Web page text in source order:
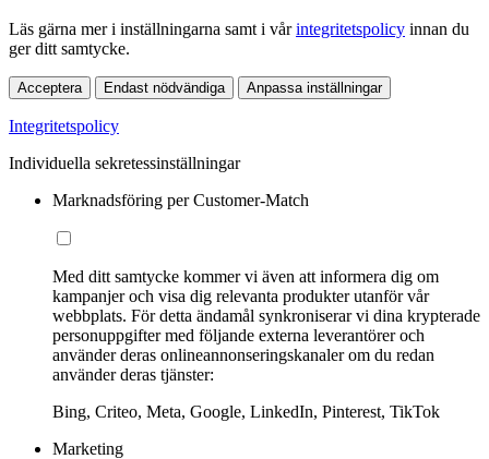
Läs gärna mer i inställningarna samt i vårintegritetspolicy innan du
ger ditt samtycke.
Acceptera Endast nödvändiga Anpassa inställningar
Integritetspolicy
Individuella sekretessinställningar
Marknadsföring per Customer-Match
Med ditt samtycke kommer vi även att informera dig om
kampanjer och visa dig relevanta produkter utanför vår
webbplats. För detta ändamål synkroniserar vi dina krypterade
personuppgifter med följande externa leverantörer och
använder deras onlineannonseringskanaler om du redan
använder deras tjänster:
Bing, Criteo, Meta, Google, LinkedIn, Pinterest, TikTok
Marketing